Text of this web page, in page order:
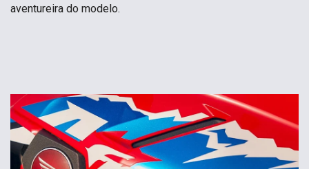
aventureira do modelo.